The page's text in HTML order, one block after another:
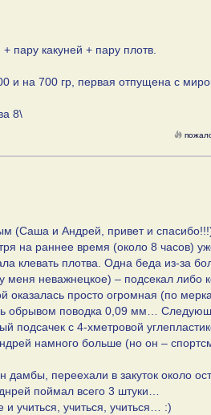
пару какуней + пару плотв.
и на 700 гр, первая отпущена с
8\
(Саша и Андрей, привет и
на раннее время (около 8 часов)
клевать плотва. Одна беда из-за
неважнецкое) – подсекал либо
просто огромная (по
обрывом поводка 0,09 мм…
подсачек с 4-хметровой
намного больше (но он –
дамбы, переехали в закуток около
поймал всего 3 штуки…
и учиться, учиться, учиться… :)